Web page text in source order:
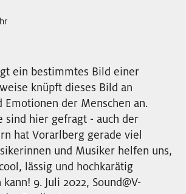
ein bestimmtes Bild einer
knüpft dieses Bild an
Emotionen der Menschen an.
sind hier gefragt - auch der
hat Vorarlberg gerade viel
und Musiker helfen uns,
lässig und hochkarätig
9. Juli 2022, Sound@V-